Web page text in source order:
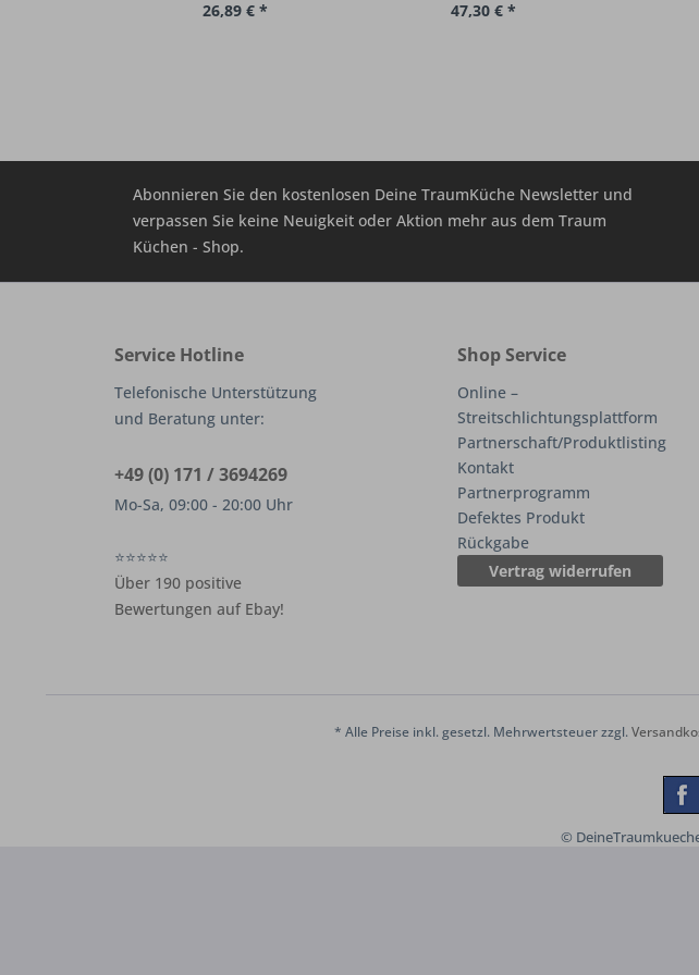
26,89 € * 47,30 € *
Abonnieren Sie den kostenlosen Deine TraumKüche Newsletter und
verpassen Sie keine Neuigkeit oder Aktion mehr aus dem Traum
Küchen - Shop.
Service Hotline
Telefonische Unterstützung
und Beratung unter:
+49 (0) 171 / 3694269
Mo-Sa, 09:00 - 20:00 Uhr
⭐⭐⭐⭐⭐
Über 190 positive
Bewertungen auf Ebay!
Shop Service
Online –
Streitschlichtungsplattform
Partnerschaft/Produktlisting
Kontakt
Partnerprogramm
Defektes Produkt
Rückgabe
Vertrag widerrufen
* Alle Preise inkl. gesetzl. Mehrwertsteuer zzgl.
©